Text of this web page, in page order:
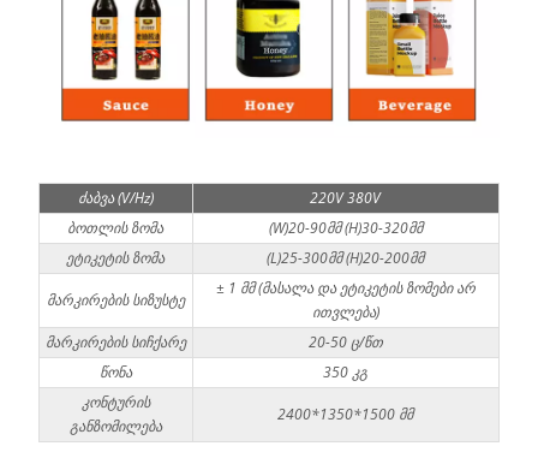
ძაბვა (V/Hz)
220V 380V
ბოთლის ზომა
(W)20-90მმ (H)30-320მმ
ეტიკეტის ზომა
(L)25-300მმ (H)20-200მმ
მარკირების სიზუსტე
± 1 მმ (მასალა და ეტიკეტის ზომები არ
ითვლება)
მარკირების სიჩქარე
20-50 ც/წთ
წონა
350 კგ
კონტურის
განზომილება
2400*1350*1500 მმ